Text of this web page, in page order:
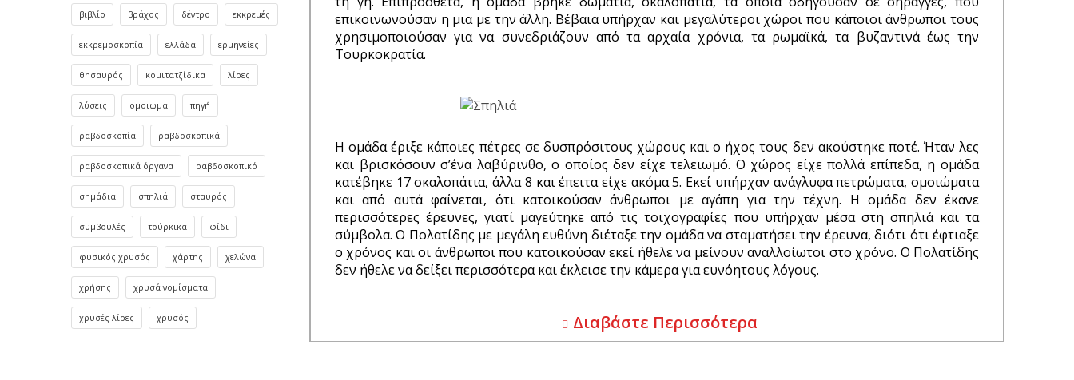
βιβλίο βράχος δέντρο εκκρεμές
εκκρεμοσκοπία ελλάδα ερμηνείες
θησαυρός κομιτατζίδικα λίρες
λύσεις ομοιωμα πηγή
ραβδοσκοπία ραβδοσκοπικά
ραβδοσκοπικά όργανα ραβδοσκοπικό
σημάδια σπηλιά σταυρός
συμβουλές τούρκικα φίδι
φυσικός χρυσός χάρτης χελώνα
χρήσης χρυσά νομίσματα
χρυσές λίρες χρυσός
επικοινωνούσαν η μια με την άλλη. Βέβαια υπήρχαν και μεγαλύτεροι χώροι που κάποιοι άνθρωποι τους
χρησιμοποιούσαν για να συνεδριάζουν από τα αρχαία χρόνια, τα ρωμαϊκά, τα βυζαντινά έως την
Τουρκοκρατία.
Η ομάδα έριξε κάποιες πέτρες σε δυσπρόσιτους χώρους και ο ήχος τους δεν ακούστηκε ποτέ. Ήταν λες
και βρισκόσουν σ’ένα λαβύρινθο, ο οποίος δεν είχε τελειωμό. Ο χώρος είχε πολλά επίπεδα, η ομάδα
κατέβηκε 17 σκαλοπάτια, άλλα 8 και έπειτα είχε ακόμα 5. Εκεί υπήρχαν ανάγλυφα πετρώματα, ομοιώματα
και από αυτά φαίνεται, ότι κατοικούσαν άνθρωποι με αγάπη για την τέχνη. Η ομάδα δεν έκανε
περισσότερες έρευνες, γιατί μαγεύτηκε από τις τοιχογραφίες που υπήρχαν μέσα στη σπηλιά και τα
σύμβολα. Ο Πολατίδης με μεγάλη ευθύνη διέταξε την ομάδα να σταματήσει την έρευνα, διότι ότι έφτιαξε
ο χρόνος και οι άνθρωποι που κατοικούσαν εκεί ήθελε να μείνουν αναλλοίωτοι στο χρόνο. Ο Πολατίδης
δεν ήθελε να δείξει περισσότερα και έκλεισε την κάμερα για ευνόητους λόγους.
Διαβάστε Περισσότερα